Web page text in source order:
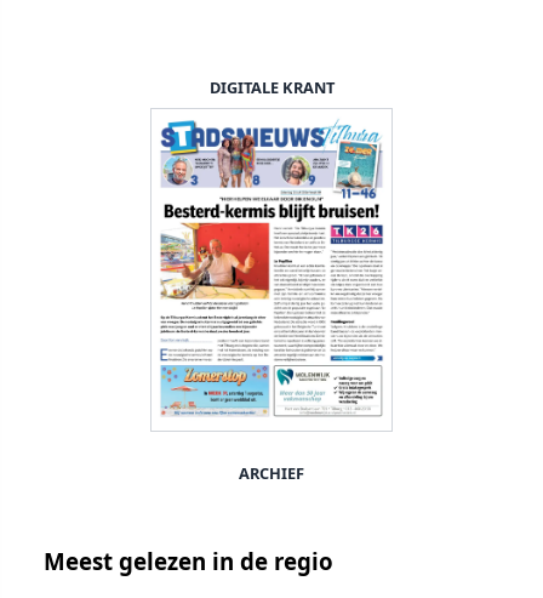
DIGITALE KRANT
ARCHIEF
Meest gelezen in de regio